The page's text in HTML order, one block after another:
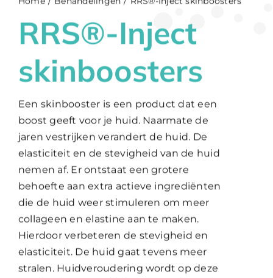
WooCommerce Cart
RRS®-Inject
skinboosters
Een skinbooster is een product dat een
boost geeft voor je huid. Naarmate de
jaren vestrijken verandert de huid. De
elasticiteit en de stevigheid van de huid
nemen af. Er ontstaat een grotere
behoefte aan extra actieve ingrediënten
die de huid weer stimuleren om meer
collageen en elastine aan te maken.
Hierdoor verbeteren de stevigheid en
elasticiteit. De huid gaat tevens meer
stralen. Huidveroudering wordt op deze